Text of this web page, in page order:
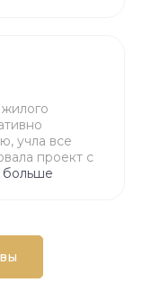
учла все
проект с
больше